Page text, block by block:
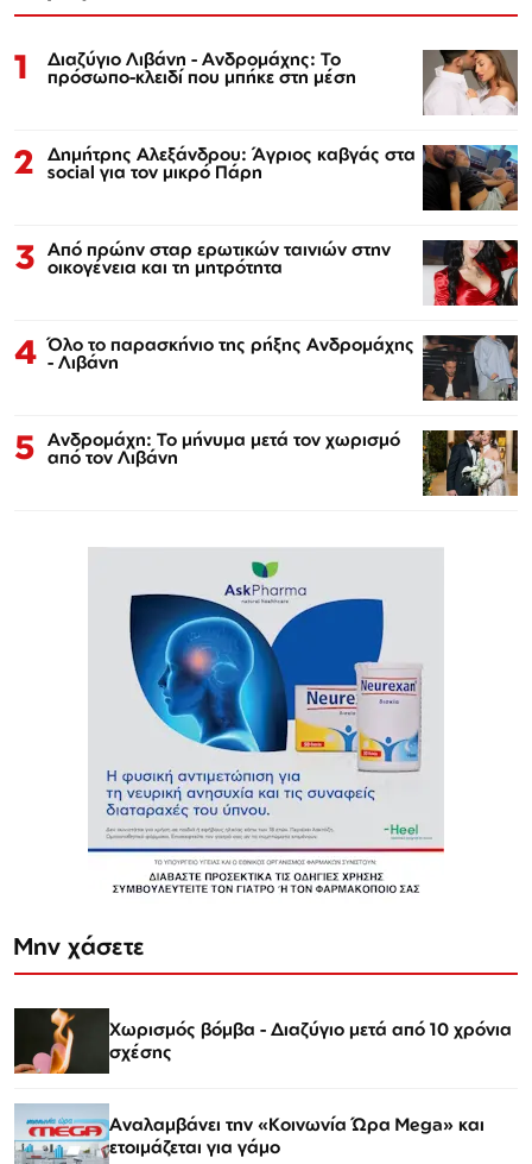
1 Διαζύγιο Λιβάνη - Ανδρομάχης: Το
πρόσωπο-κλειδί που μπήκε στη μέση
2 Δημήτρης Αλεξάνδρου: Άγριος καβγάς στα
social για τον μικρό Πάρη
3 Από πρώην σταρ ερωτικών ταινιών στην
οικογένεια και τη μητρότητα
4 Όλο το παρασκήνιο της ρήξης Ανδρομάχης
- Λιβάνη
5 Ανδρομάχη: Το μήνυμα μετά τον χωρισμό
από τον Λιβάνη
Μην χάσετε
Χωρισμός βόμβα - Διαζύγιο μετά από 10 χρόνια
σχέσης
Αναλαμβάνει την «Κοινωνία Ώρα Mega» και
ετοιμάζεται για γάμο